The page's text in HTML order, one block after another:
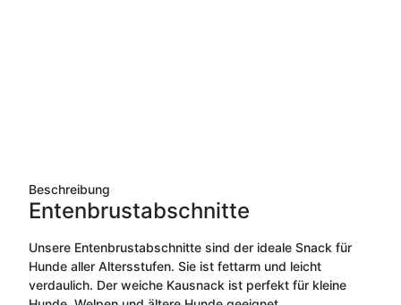
Beschreibung
Entenbrustabschnitte
Unsere Entenbrustabschnitte sind der ideale Snack für
Hunde aller Altersstufen. Sie ist fettarm und leicht
verdaulich. Der weiche Kausnack ist perfekt für kleine